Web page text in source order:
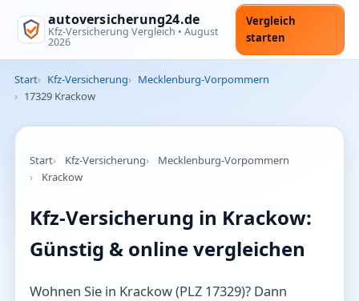
autoversicherung24.de
Kfz-Versicherung Vergleich • August
2026
Vergleich
starten
Start Kfz-Versicherung
Mecklenburg-Vorpommern
17329 Krackow
Start Kfz-Versicherung
Mecklenburg-Vorpommern
Krackow
Kfz-Versicherung in Krackow:
Günstig & online vergleichen
Wohnen Sie in Krackow (PLZ 17329)? Dann